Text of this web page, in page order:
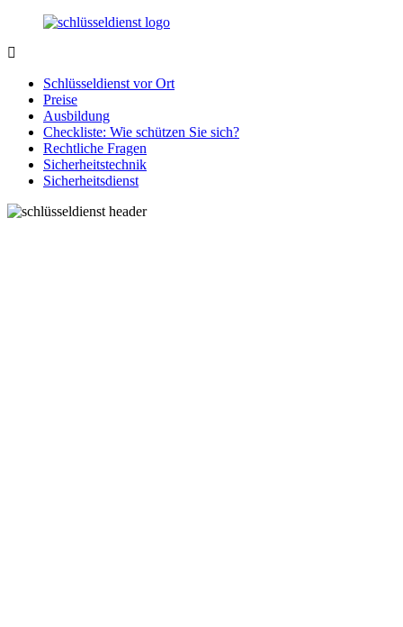
Zurück
Inhalt
Notlage
wird
gelöst!
Schlüsseldienst vor Ort
Preise
Ausbildung
Checkliste: Wie schützen Sie sich?
Rechtliche Fragen
Sicherheitstechnik
Sicherheitsdienst